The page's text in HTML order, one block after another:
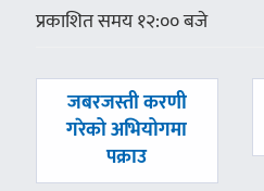
प्रकाशित समय १२:०० बजे
पछिल्लाे
-
जबरजस्ती करणी
गरेको अभियोगमा
पक्राउ